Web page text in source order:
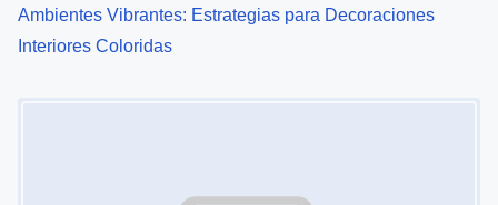
Ambientes Vibrantes: Estrategias para Decoraciones
Interiores Coloridas